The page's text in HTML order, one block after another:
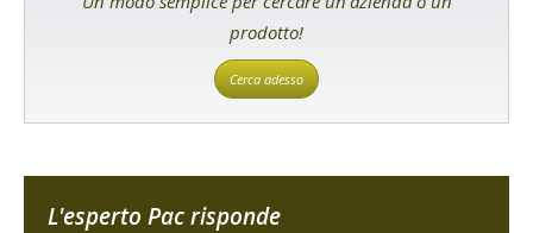
prodotto!
Cerca adesso
L'esperto Pac risponde